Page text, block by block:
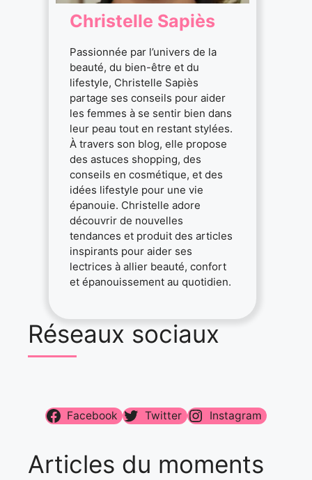
Christelle Sapiès
Passionnée par l’univers de la
beauté, du bien-être et du
lifestyle, Christelle Sapiès
partage ses conseils pour aider
les femmes à se sentir bien dans
leur peau tout en restant stylées.
À travers son blog, elle propose
des astuces shopping, des
conseils en cosmétique, et des
idées lifestyle pour une vie
épanouie. Christelle adore
découvrir de nouvelles
tendances et produit des articles
inspirants pour aider ses
lectrices à allier beauté, confort
et épanouissement au quotidien.
Réseaux sociaux
Facebook Twitter Instagram
Articles du moments